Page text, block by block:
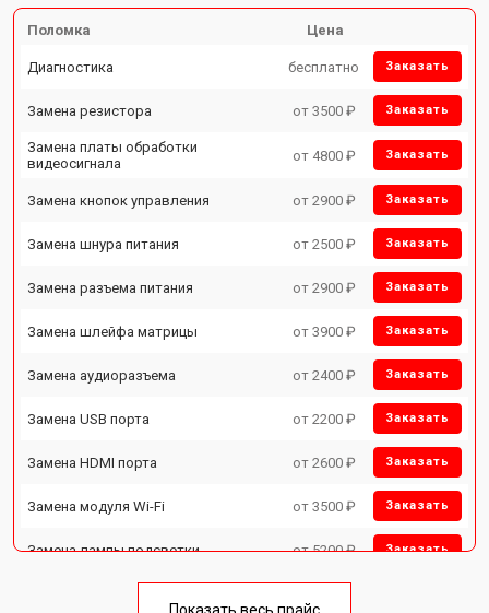
Поломка Цена
Диагностика бесплатно Заказать
Замена резистора от 3500 ₽ Заказать
Замена платы обработки
видеосигнала
от 4800 ₽ Заказать
Замена кнопок управления от 2900 ₽ Заказать
Замена шнура питания от 2500 ₽ Заказать
Замена разъема питания от 2900 ₽ Заказать
Замена шлейфа матрицы от 3900 ₽ Заказать
Замена аудиоразъема от 2400 ₽ Заказать
Замена USB порта от 2200 ₽ Заказать
Замена HDMI порта от 2600 ₽ Заказать
Замена модуля Wi-Fi от 3500 ₽ Заказать
Замена лампы подсветки от 5200 ₽ Заказать